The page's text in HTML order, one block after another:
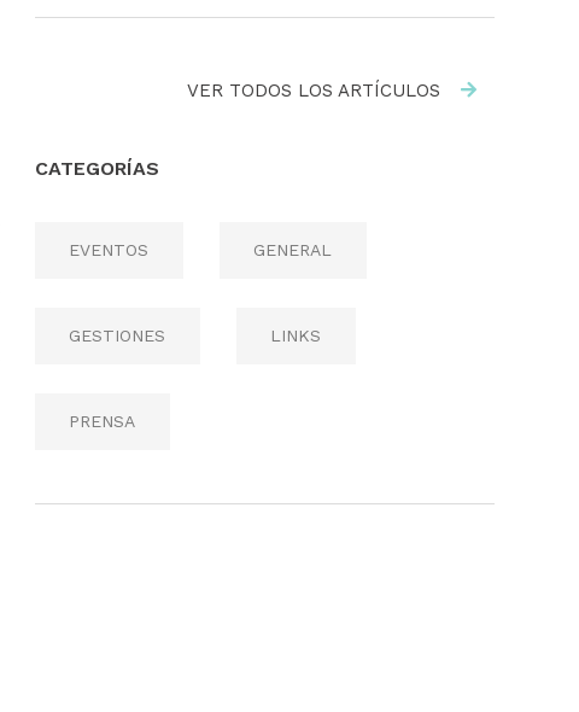
VER TODOS LOS ARTÍCULOS
CATEGORÍAS
EVENTOS GENERAL
GESTIONES LINKS
PRENSA